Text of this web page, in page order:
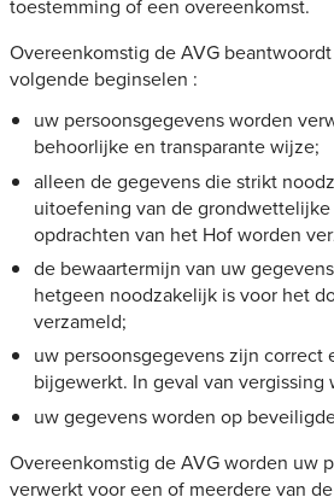
toestemming of een overeenkomst.
Overeenkomstig de AVG
volgende beginselen :
uw persoonsgegevens worden
behoorlijke en transparante wijze;
alleen de gegevens die strikt
uitoefening van de
opdrachten van het Hof worden
de bewaartermijn van uw
hetgeen noodzakelijk is voor het
verzameld;
uw persoonsgegevens zijn correct
bijgewerkt. In geval van
uw gegevens worden op
Overeenkomstig de AVG worden uw
verwerkt voor een of meerdere van